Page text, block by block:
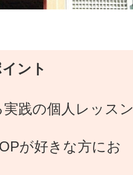
ント
践の個人レッスン
が好きな方にお